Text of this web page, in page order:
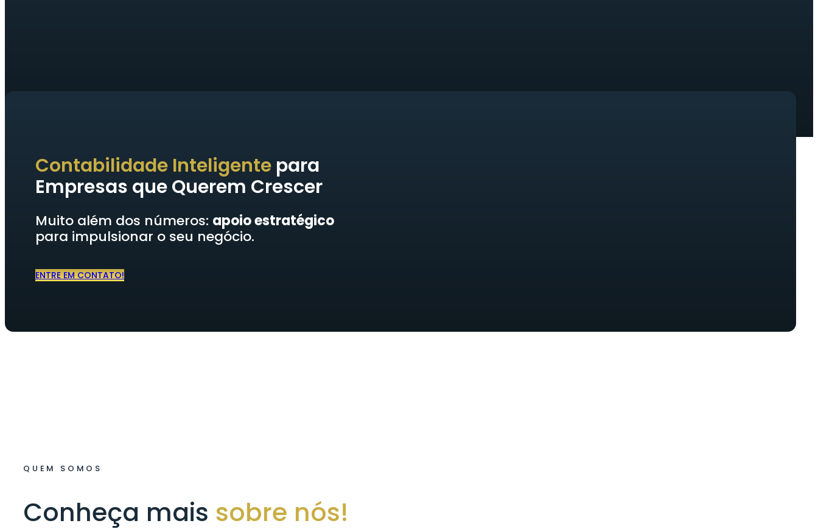
Contabilidade Inteligente para
Empresas que Querem Crescer
Muito além dos números: apoio estratégico
para impulsionar o seu negócio.
ENTRE EM CONTATO!
QUEM SOMOS
Conheça mais sobre nós!